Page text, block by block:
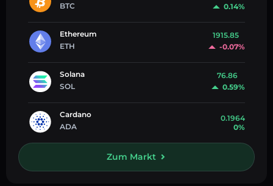
BTC
0.14%
Ethereum
ETH
1915.85
-0.07%
Solana
SOL
76.86
0.59%
Cardano
ADA
0.1964
0%
Zum Markt